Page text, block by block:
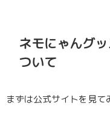
ネモにゃんグ
ついて
まずは公式サイトを見て